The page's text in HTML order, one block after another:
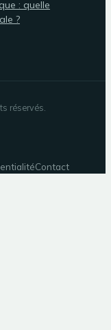
: quelle
?
réservés.
Contact